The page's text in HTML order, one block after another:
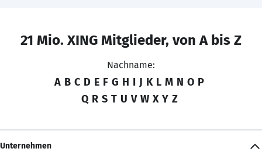
21 Mio. XING Mitglieder, von A bis Z
Nachname:
A B C D E F G H I J K L M N O P
Q R S T U V W X Y Z
Unternehmen